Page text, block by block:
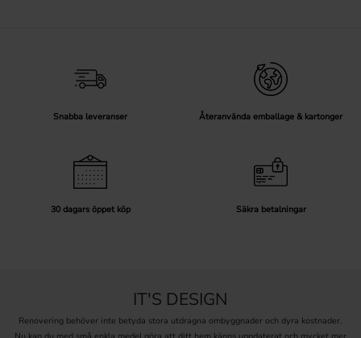
Snabba leveranser Återanvända emballage & kartonger
30 dagars öppet köp Säkra betalningar
IT'S DESIGN
Renovering behöver inte betyda stora utdragna ombyggnader och dyra kostnader.